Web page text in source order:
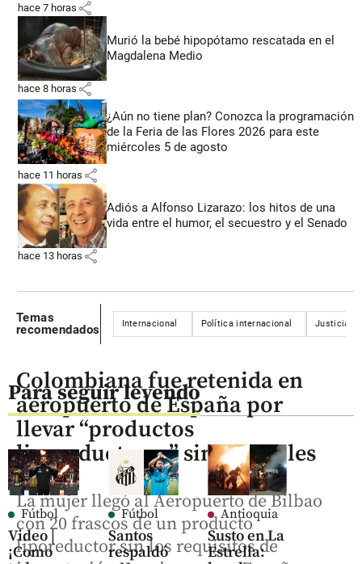
hace 7 horas share
Murió la bebé hipopótamo rescatada en el
Magdalena Medio
hace 8 horas share
¿Aún no tiene plan? Conozca la programación
de la Feria de las Flores 2026 para este
miércoles 5 de agosto
hace 11 horas share
Adiós a Alfonso Lizarazo: los hitos de una
vida entre el humor, el secuestro y el Senado
hace 13 horas share
Temas
recomendados
Internacional Política internacional Justicia
Para seguir leyendo
Fútbol
Video |
¡Como
Fútbol
Santos
respaldó
Antioquia
Susto en La
Estrella:
Colombiana fue retenida en
aeropuerto de España por
llevar “productos
liporeductores” sin controles
La mujer llegó al Aeropuerto de Bilbao
con 20 frascos de un producto
liporeductor sin los requisitos de